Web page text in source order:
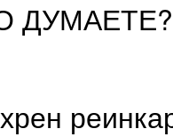
ДУМАЕТЕ?
хрен